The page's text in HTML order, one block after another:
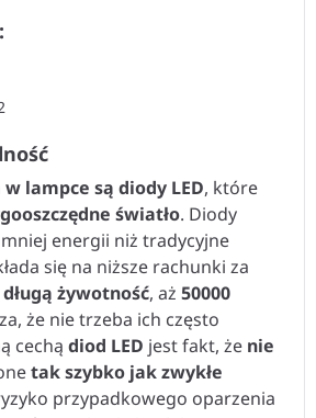
lampce są diody LED, które
światło. Diody
energii niż tradycyjne
się na niższe rachunki za
żywotność, aż 50000
że nie trzeba ich często
cechą diod LED jest fakt, że nie
tak szybko jak zwykłe
przypadkowego oparzenia